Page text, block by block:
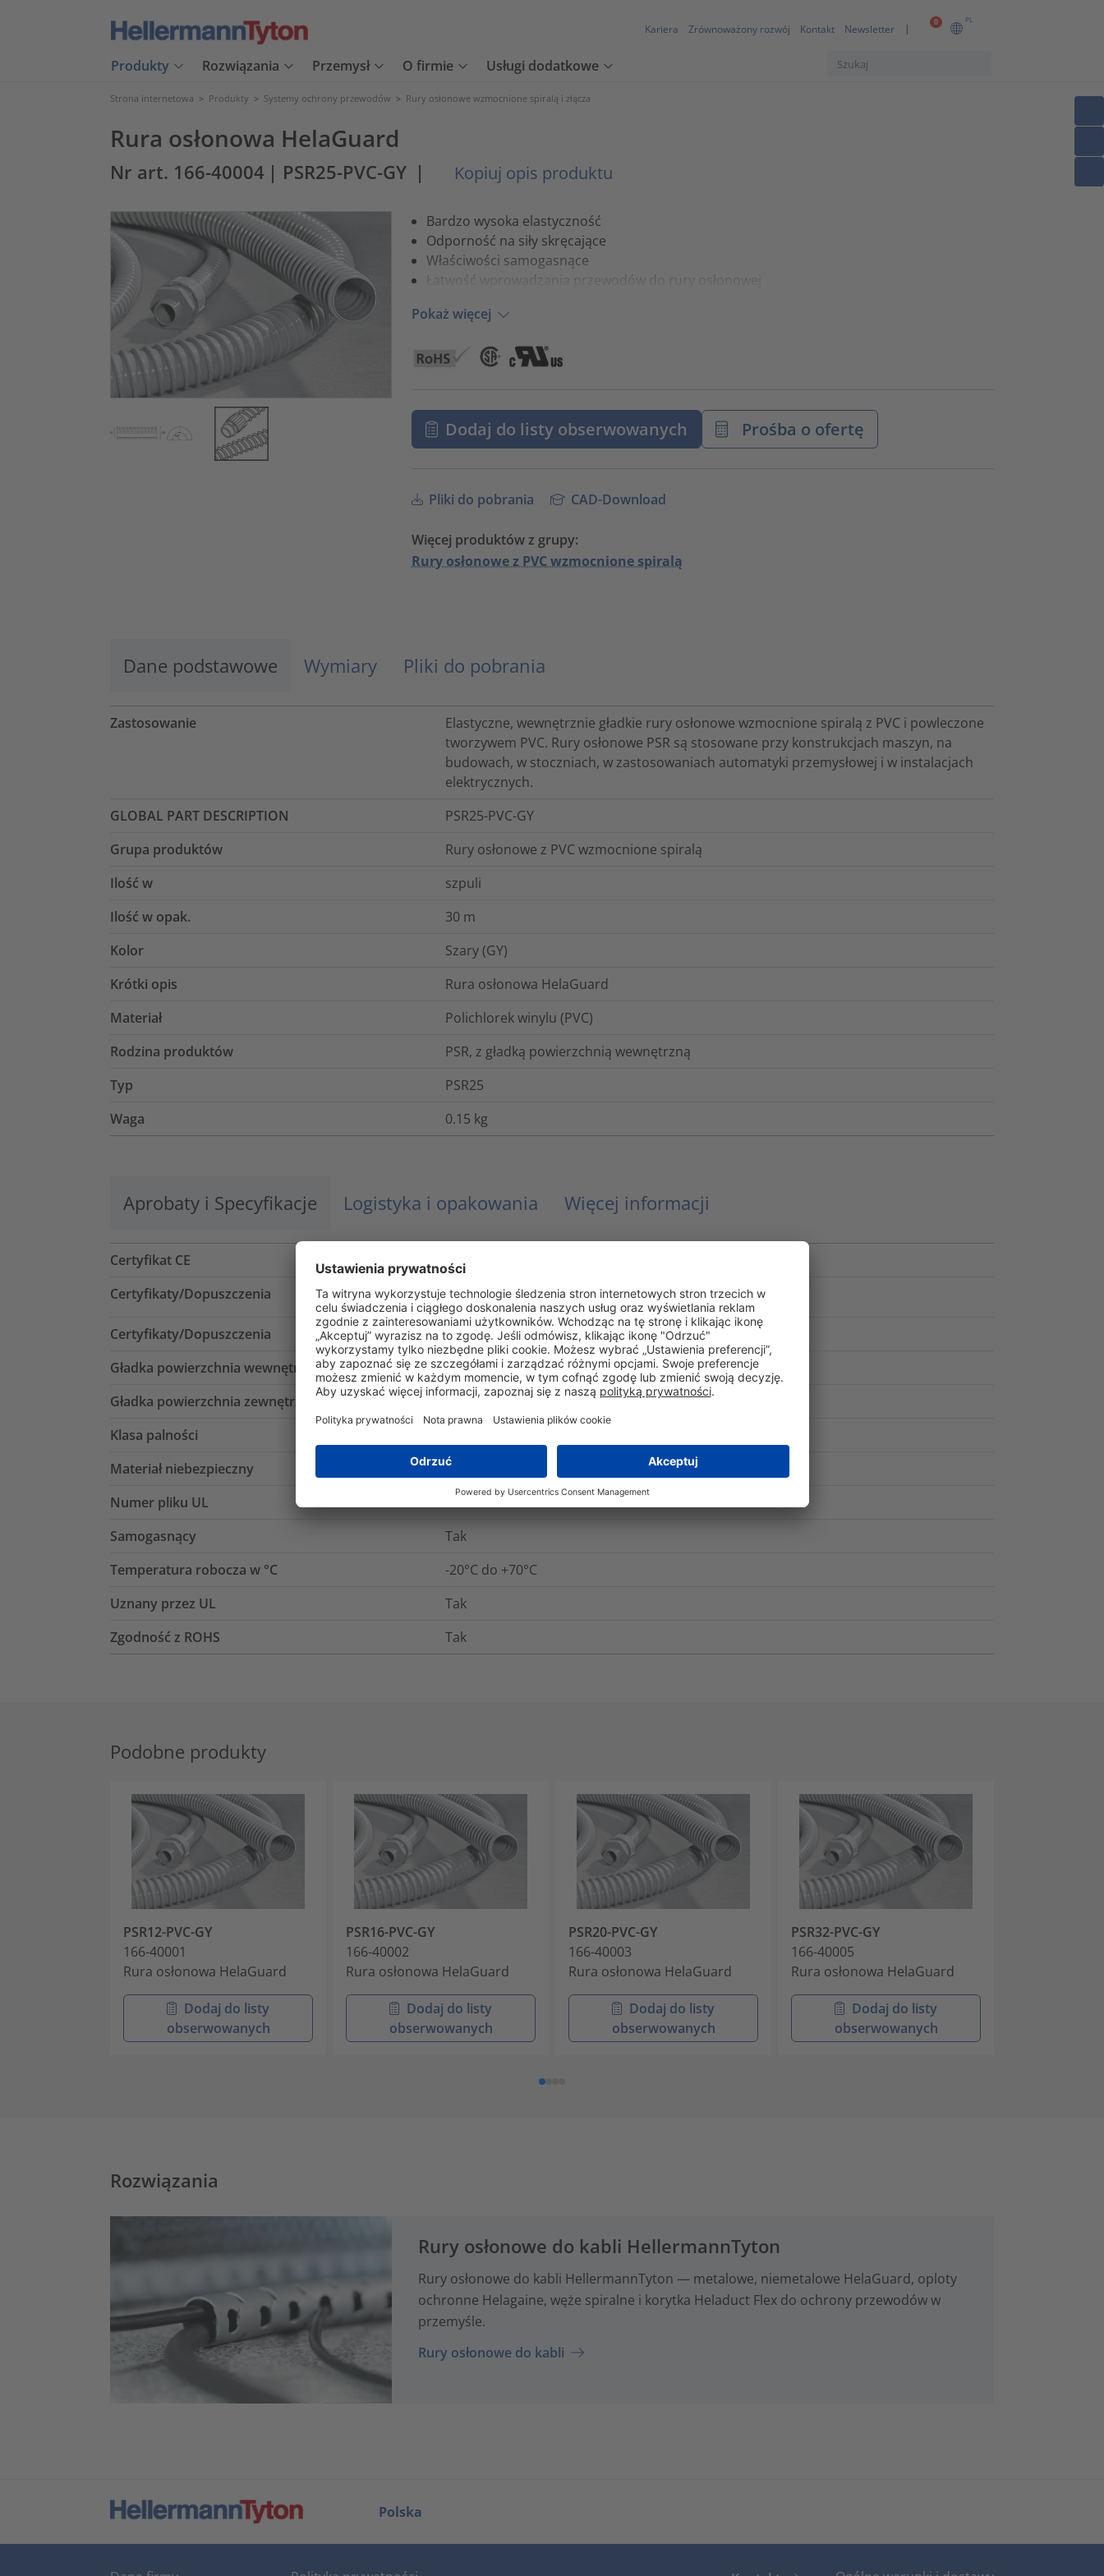
0 PL
Kariera Zrównoważony rozwój Kontakt Newsletter
Produkty Rozwiązania Przemysł O firmie Usługi dodatkowe
Strona internetowa > Produkty > Systemy ochrony przewodów > Rury osłonowe wzmocnione spiralą i złącza
Rura osłonowa HelaGuard
Nr art. 166-40004 | PSR25-PVC-GY | Kopiuj opis produktu
Bardzo wysoka elastyczność
Odporność na siły skręcające
Właściwości samogasnące
Łatwość wprowadzania przewodów do rury osłonowej
Pokaż więcej
Dodaj do listy obserwowanych Prośba o ofertę
Pliki do pobrania CAD-Download
Więcej produktów z grupy:
Rury osłonowe z PVC wzmocnione spiralą
Dane podstawowe Wymiary Pliki do pobrania
Zastosowanie
Elastyczne, wewnętrznie gładkie rury osłonowe wzmocnione spiralą z PVC i powleczone
tworzywem PVC. Rury osłonowe PSR są stosowane przy konstrukcjach maszyn, na
budowach, w stoczniach, w zastosowaniach automatyki przemysłowej i w instalacjach
elektrycznych.
GLOBAL PART DESCRIPTION
PSR25-PVC-GY
Grupa produktów
Rury osłonowe z PVC wzmocnione spiralą
Ilość w
szpuli
Ilość w opak.
30 m
Kolor
Szary (GY)
Krótki opis
Rura osłonowa HelaGuard
Materiał
Polichlorek winylu (PVC)
Rodzina produktów
PSR, z gładką powierzchnią wewnętrzną
Typ
PSR25
Waga
0.15 kg
Aprobaty i Specyfikacje Logistyka i opakowania Więcej informacji
Certyfikat CE
Tak
Certyfikaty/Dopuszczenia
Certyfikaty/Dopuszczenia
ANSI/UL 1696, CSA -C22.2 No.227.3
Gładka powierzchnia wewnętrzna
Tak
Gładka powierzchnia zewnętrzna
Nie
Klasa palności
Materiał niebezpieczny
Nie
Numer pliku UL
E325250
Samogasnący
Tak
Temperatura robocza w °C
-20°C do +70°C
Uznany przez UL
Tak
Zgodność z ROHS
Tak
Podobne produkty
PSR12-PVC-GY
166-40001
Rura osłonowa HelaGuard
Dodaj do listy
obserwowanych
PSR16-PVC-GY
166-40002
Rura osłonowa HelaGuard
Dodaj do listy
obserwowanych
PSR20-PVC-GY
166-40003
Rura osłonowa HelaGuard
Dodaj do listy
obserwowanych
PSR32-PVC-GY
166-40005
Rura osłonowa HelaGuard
Dodaj do listy
obserwowanych
Rozwiązania
Rury osłonowe do kabli HellermannTyton
Rury osłonowe do kabli HellermannTyton — metalowe, niemetalowe HelaGuard, oploty
ochronne Helagaine, węże spiralne i korytka Heladuct Flex do ochrony przewodów w
przemyśle.
Rury osłonowe do kabli
Polska